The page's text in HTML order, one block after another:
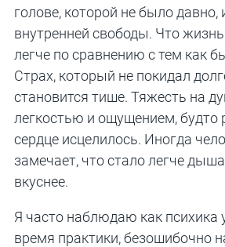
голове, которой не было
внутренней свободы. Что
легче по сравнению с тем как
Страх, который не покидал
становится тише. Тяжесть на
легкостью и ощущением, будто
сердце исцелилось. Иногда
замечает, что стало легче
вкуснее.
Я часто наблюдаю как психика
время практики, безошибочно